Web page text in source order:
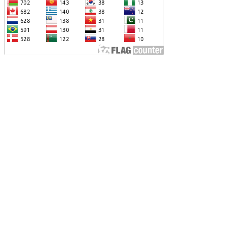
Է ՃԱՆԱՉՎԵԼ
ԻԼՀԱՄ ԱԼԻԵՎԸ ՇՆՈՐՀԱՎՈՐԵԼ Է
ՄԱԼԴԻՎՑԻ ԳՈՐԾԸՆԿԵՐ ՄՈՀԱՄՄԵԴ